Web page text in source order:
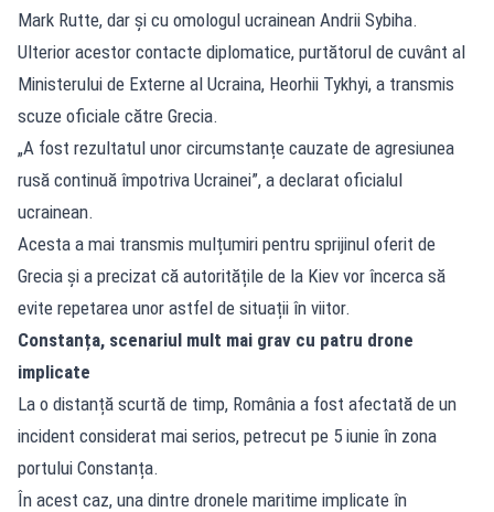
Mark Rutte, dar și cu omologul ucrainean Andrii Sybiha.
Ulterior acestor contacte diplomatice, purtătorul de cuvânt al
Ministerului de Externe al Ucraina, Heorhii Tykhyi, a transmis
scuze oficiale către Grecia.
„A fost rezultatul unor circumstanțe cauzate de agresiunea
rusă continuă împotriva Ucrainei”, a declarat oficialul
ucrainean.
Acesta a mai transmis mulțumiri pentru sprijinul oferit de
Grecia și a precizat că autoritățile de la Kiev vor încerca să
evite repetarea unor astfel de situații în viitor.
Constanța, scenariul mult mai grav cu patru drone
implicate
La o distanță scurtă de timp, România a fost afectată de un
incident considerat mai serios, petrecut pe 5 iunie în zona
portului Constanța.
În acest caz, una dintre dronele maritime implicate în